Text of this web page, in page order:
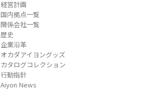
経営計画
国内拠点一覧
関係会社一覧
歴史
企業沿革
オカダアイヨングッズ
カタログコレクション
行動指針
Aiyon News